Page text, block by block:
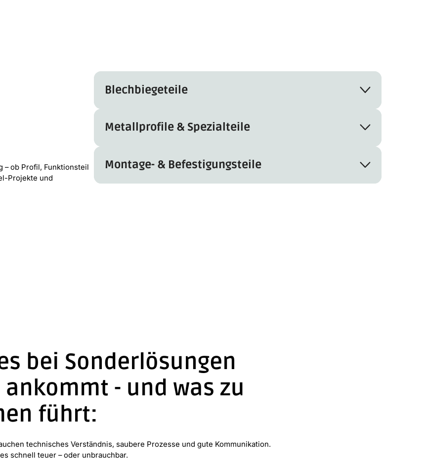
– ob Profil, Funktionsteil
Projekte und
Blechbiegeteile
Metallprofile & Spezialteile
Montage- & Befestigungsteile
bei Sonderlösungen
- und was zu
führt:
technisches Verständnis, saubere Prozesse und gute Kommunikation.
schnell teuer – oder unbrauchbar.